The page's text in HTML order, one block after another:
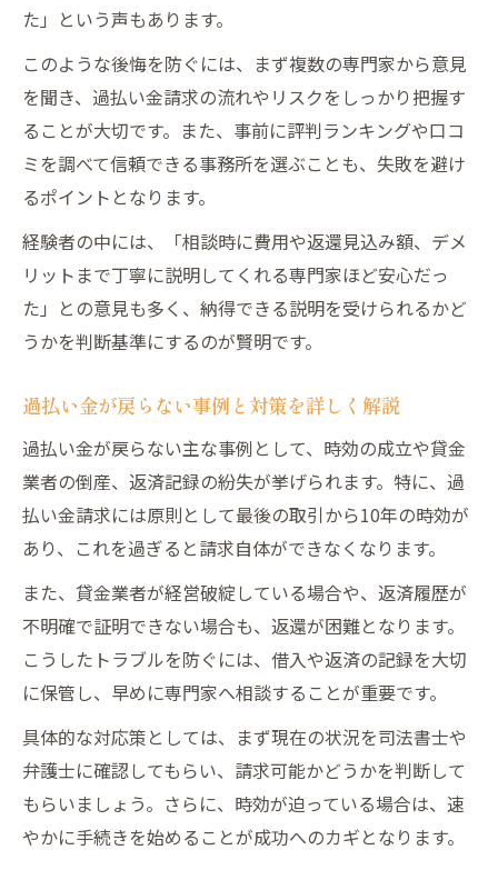
た」という声もあります。
このような後悔を防ぐには、まず複数の専門家から意見
を聞き、過払い金請求の流れやリスクをしっかり把握す
ることが大切です。また、事前に評判ランキングや口コ
ミを調べて信頼できる事務所を選ぶことも、失敗を避け
るポイントとなります。
経験者の中には、「相談時に費用や返還見込み額、デメ
リットまで丁寧に説明してくれる専門家ほど安心だっ
た」との意見も多く、納得できる説明を受けられるかど
うかを判断基準にするのが賢明です。
過払い金が戻らない事例と対策を詳しく解説
過払い金が戻らない主な事例として、時効の成立や貸金
業者の倒産、返済記録の紛失が挙げられます。特に、過
払い金請求には原則として最後の取引から10年の時効が
あり、これを過ぎると請求自体ができなくなります。
また、貸金業者が経営破綻している場合や、返済履歴が
不明確で証明できない場合も、返還が困難となります。
こうしたトラブルを防ぐには、借入や返済の記録を大切
に保管し、早めに専門家へ相談することが重要です。
具体的な対応策としては、まず現在の状況を司法書士や
弁護士に確認してもらい、請求可能かどうかを判断して
もらいましょう。さらに、時効が迫っている場合は、速
やかに手続きを始めることが成功へのカギとなります。